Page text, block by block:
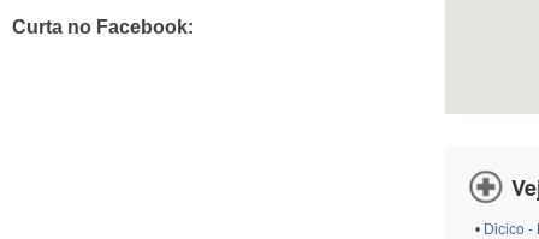
•Exército egípcio diz que encontrou destroços de
Curta no Facebook:
• Dicico -